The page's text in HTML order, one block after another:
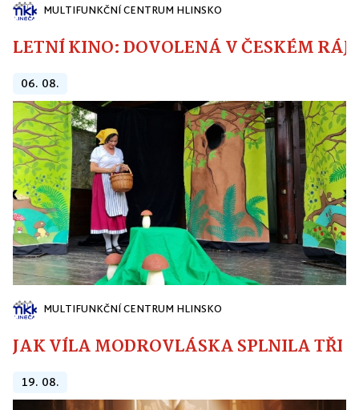
MULTIFUNKČNÍ CENTRUM HLINSKO
LETNÍ KINO: DOVOLENÁ V ČESKÉM RÁJI
06. 08.
MULTIFUNKČNÍ CENTRUM HLINSKO
JAK VÍLA MODROVLÁSKA SPLNILA
19. 08.